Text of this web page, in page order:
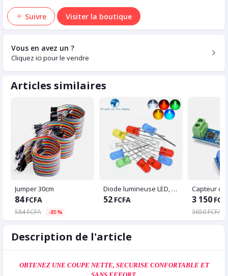
une expérience d'achat unique !
Suivre Visiter la boutique
Vous en avez un ?
Cliquez ici pour le vendre
Articles similaires
Jumper 30cm
84 FCFA
584 FCFA -85%
Diode lumineuse LED, composant de bricolage, vert, bleu, blanc, jaune, rouge
52 FCFA 3 150
3650 FCFA
Description de l'article
OBTENEZ UNE COUPE NETTE, SECURISE CONFORTABLE ET